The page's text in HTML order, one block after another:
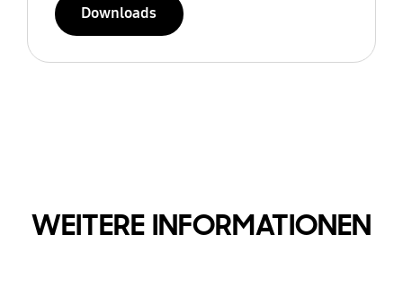
Downloads
WEITERE INFORMATIONEN